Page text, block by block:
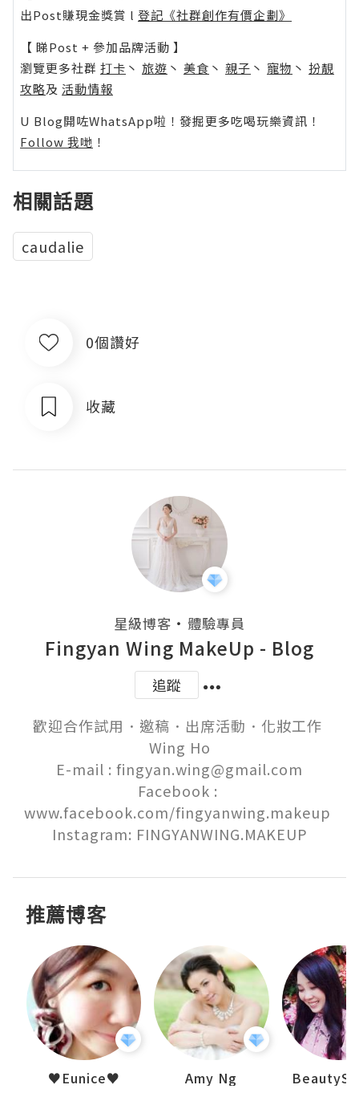
出Post賺現金獎賞 l 登記《社群創作有價企劃》
【 睇Post + 參加品牌活動 】
瀏覽更多社群 打卡 丶 旅遊 丶 美食 丶 親子 丶 寵物 丶 扮靚
攻略及 活動情報
U Blog開咗WhatsApp啦！發掘更多吃喝玩樂資訊！
Follow 我哋 ！
相關話題
caudalie
0個讚好
收藏
星級博客 ・ 體驗專員
Fingyan Wing MakeUp - Blog
追蹤
歡迎合作試用．邀稿．出席活動．化妝工作
Wing Ho
E-mail : fingyan.wing@gmail.com
Facebook :
www.facebook.com/fingyanwing.makeup
Instagram: FINGYANWING.MAKEUP
推薦博客
♥Eunice♥ Amy Ng